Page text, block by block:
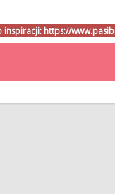
inspiracji: https://